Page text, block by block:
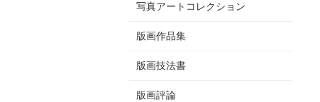
写真アートコレクション
版画作品集
版画技法書
版画評論